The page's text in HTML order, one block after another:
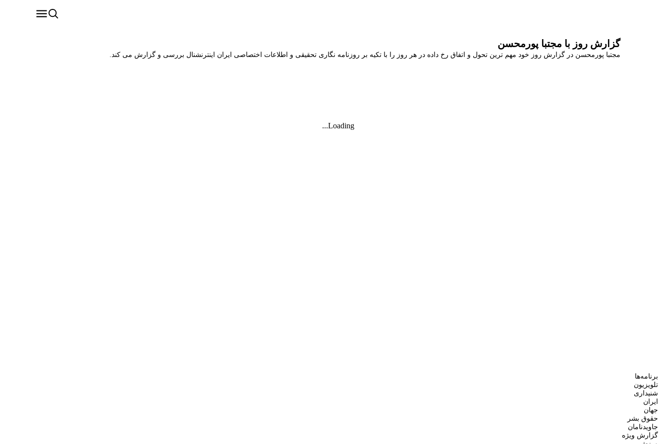
گزارش روز با مجتبا پورمحسن
مجتبا پورمحسن در گزارش روز خود مهم ترین تحول و اتفاق رخ داده در هر روز را با تکیه بر روزنامه نگاری تحقیقی و اطلاعات اختصاصی ایران اینترنشنال بررسی و گزارش می کند.
Loading...
برنامه‌ها
تلویزیون
شنیداری
ایران
جهان
حقوق بشر
جاویدنامان
گزارش ویژه